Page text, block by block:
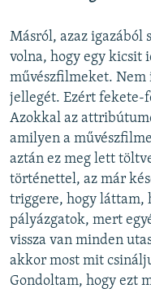
Másról, azaz igazából
volna, hogy egy kicsit
művészfilmeket. Nem
jellegét. Ezért fekete-
Azokkal az
amilyen a
aztán ez meg lett
történettel, az már
triggere, hogy láttam,
pályázgatok, mert
vissza van minden
akkor most mit
Gondoltam, hogy ezt